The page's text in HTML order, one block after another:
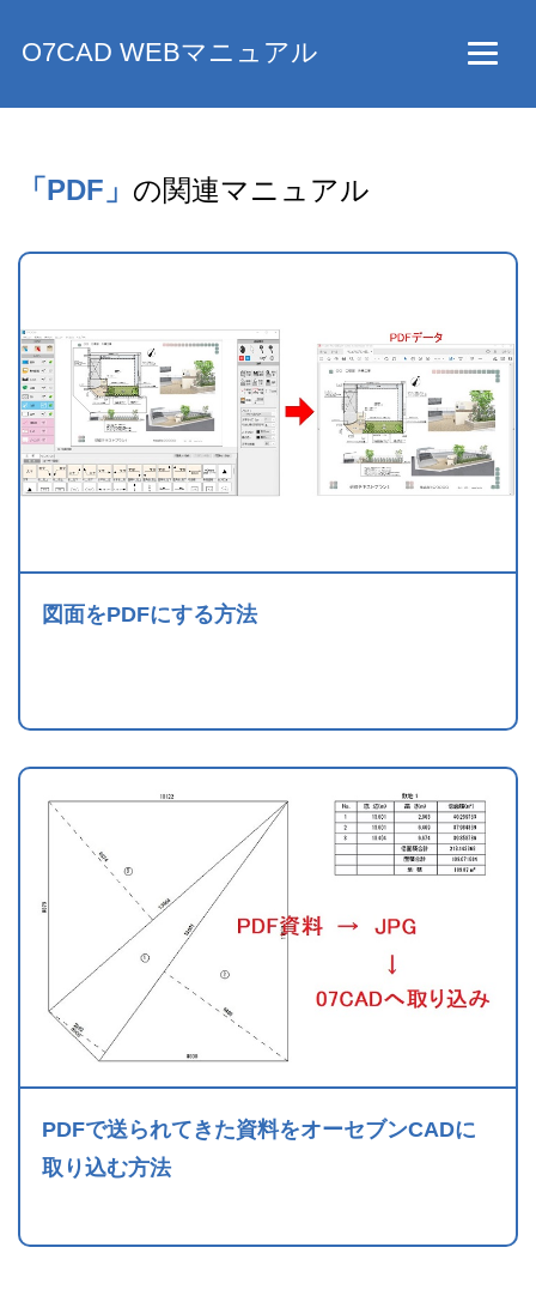
「PDF」 の関連マニュアル
図面をPDFにする方法
PDFで送られてきた資料をオーセブンCADに
取り込む方法
O7CAD WEBマニュアル